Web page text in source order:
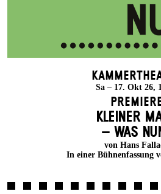
Sa – 17. Okt 26,
KLEINER
– WAS
von Hans
In einer Bühnenfassung